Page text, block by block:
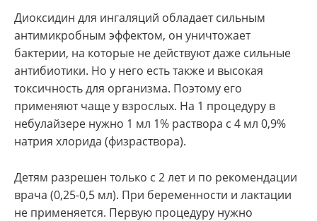
Диоксидин для ингаляций обладает сильным
антимикробным эффектом, он уничтожает
бактерии, на которые не действуют даже сильные
антибиотики. Но у него есть также и высокая
токсичность для организма. Поэтому его
применяют чаще у взрослых. На 1 процедуру в
небулайзере нужно 1 мл 1% раствора с 4 мл 0,9%
натрия хлорида (физраствора).
Детям разрешен только с 2 лет и по рекомендации
врача (0,25-0,5 мл). При беременности и лактации
не применяется. Первую процедуру нужно